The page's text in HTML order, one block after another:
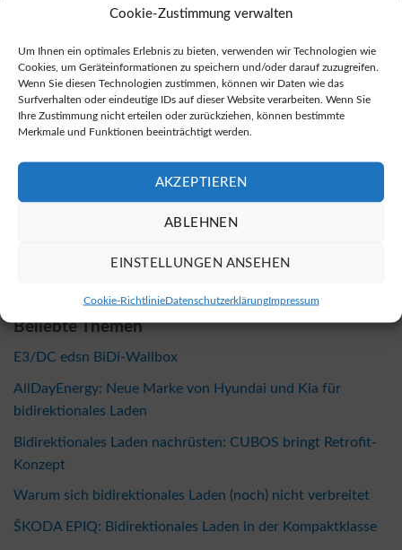
Cookie-Zustimmung verwalten
Um Ihnen ein optimales Erlebnis zu bieten, verwenden wir Technologien wie
Cookies, um Geräteinformationen zu speichern und/oder darauf zuzugreifen.
Wenn Sie diesen Technologien zustimmen, können wir Daten wie das
Surfverhalten oder eindeutige IDs auf dieser Website verarbeiten. Wenn Sie
Ihre Zustimmung nicht erteilen oder zurückziehen, können bestimmte
Merkmale und Funktionen beeinträchtigt werden.
AKZEPTIEREN
ABLEHNEN
EINSTELLUNGEN ANSEHEN
Cookie-RichtlinieDatenschutzerklärungImpressum
Beliebte Themen
E3/DC edsn BiDi-Wallbox
AllDayEnergy: Neue Marke von Hyundai und Kia für
bidirektionales Laden
Bidirektionales Laden nachrüsten: CUBOS bringt Retrofit-
Konzept
Warum sich bidirektionales Laden (noch) nicht verbreitet
ŠKODA EPIQ: Bidirektionales Laden in der Kompaktklasse